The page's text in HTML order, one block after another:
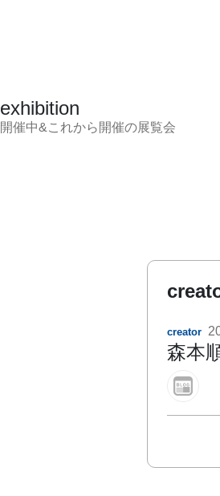
exhibition
開催中&これから開催の展覧会
creator
森本